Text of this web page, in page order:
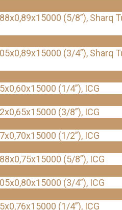
(5/8”), Sharq
(3/4”), Sharq
(1/4”), ICG
(3/8”), ICG
(1/2”), ICG
(5/8”), ICG
(3/4”), ICG
(1/4”), ICG